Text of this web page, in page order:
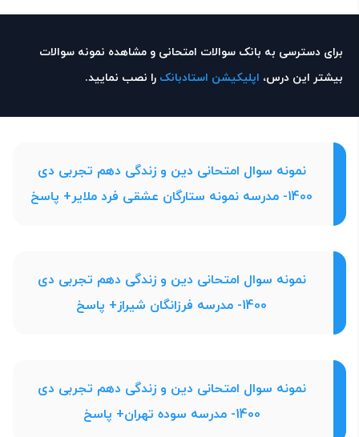
برای دسترسی به بانک سوالات امتحانی و مشاهده نمونه سوالات
بیشتر این درس، اپلیکیشن استادبانک را نصب نمایید.
نمونه سوال امتحانی دین و زندگی دهم تجربی دی
1400- مدرسه نمونه ستارگان عشقی فرد ملایر+ پاسخ
نمونه سوال امتحانی دین و زندگی دهم تجربی دی
1400- مدرسه فرزانگان شیراز+ پاسخ
نمونه سوال امتحانی دین و زندگی دهم تجربی دی
1400- مدرسه سوده تهران+ پاسخ